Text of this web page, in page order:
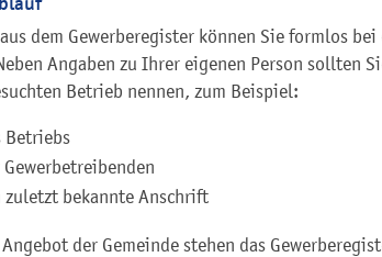
dem Gewerberegister können Sie formlos
Angaben zu Ihrer eigenen Person sollten
Betrieb nennen, zum Beispiel:
Betriebs
Gewerbetreibenden
zuletzt bekannte Anschrift
der Gemeinde stehen das